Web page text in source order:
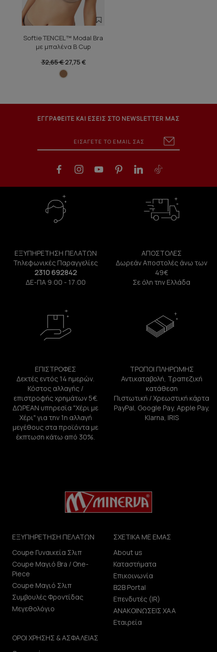
Softie TENCEL™ Modal Bra
με μπαλένα B Cup
32,65 €27,75 €
ΕΓΓΡΑΦΕΙΤΕ ΚΑΙ ΕΣΕΙΣ ΣΤΟ NEWSLETTER ΜΑΣ
ΕΞΥΠΗΡΕΤΗΣΗ ΠΕΛΑΤΩΝ
Τηλεφωνικές Παραγγελίες
2310 692842
ΔΕ-ΠΑ 9:00 - 17:00
ΑΠΟΣΤΟΛΕΣ
Δωρεάν Αποστολές άνω των
49€
Σε όλη την Ελλάδα
ΕΠΙΣΤΡΟΦΕΣ
Δεκτές εντός 14 ημερών.
Κόστος αλλαγής /
επιστροφής χρημάτων 5€.
ΔΩΡΕΑΝ υπηρεσία "Χέρι με
Χέρι" για την 1η αλλαγή
μεγέθους στα προϊόντα με
έκπτωση κάτω από 30%.
ΤΡΟΠΟΙ ΠΛΗΡΩΜΗΣ
Αντικαταβολή, Τραπεζική
κατάθεση
Πιστωτική / Χρεωστική κάρτα
PayPal, Google Pay, Apple Pay,
Klarna, IRIS
ΕΞΥΠΗΡΕΤΗΣΗ ΠΕΛΑΤΩΝ
Coupe Γυναικεία Σλιπ
Coupe Μαγιό Bra / One-
Piece
Coupe Μαγιό Σλιπ
Συμβουλές Φροντίδας
Μεγεθολόγιο
ΣΧΕΤΙΚΑ ΜΕ ΕΜΑΣ
About us
Καταστήματα
Επικοινωνία
B2B Portal
Επενδυτές (IR)
ΑΝΑΚΟΙΝΩΣΕΙΣ ΧΑΑ
Εταιρεία
ΟΡΟΙ ΧΡΗΣΗΣ & ΑΣΦΑΛΕΙΑΣ